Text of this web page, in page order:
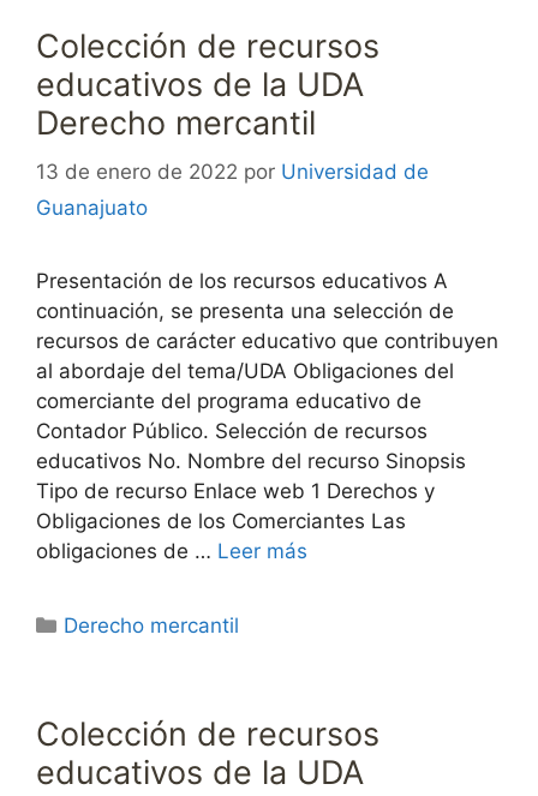
Colección de recursos
educativos de la UDA
Derecho mercantil
13 de enero de 2022 por Universidad de
Guanajuato
Presentación de los recursos educativos A
continuación, se presenta una selección de
recursos de carácter educativo que contribuyen
al abordaje del tema/UDA Obligaciones del
comerciante del programa educativo de
Contador Público. Selección de recursos
educativos No. Nombre del recurso Sinopsis
Tipo de recurso Enlace web 1 Derechos y
Obligaciones de los Comerciantes Las
obligaciones de … Leer más
Categorías
Derecho mercantil
Colección de recursos
educativos de la UDA